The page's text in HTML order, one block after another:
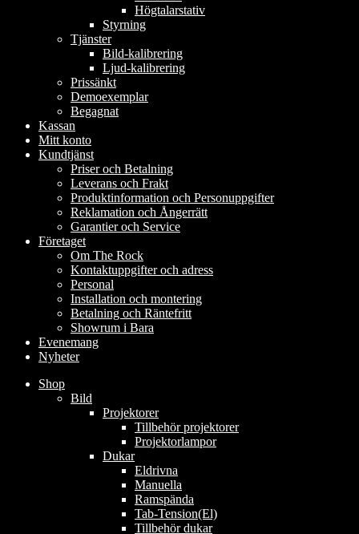
Högtalarstativ
Styrning
Tjänster
Bild-kalibrering
Ljud-kalibrering
Prissänkt
Demoexemplar
Begagnat
Kassan
Mitt konto
Kundtjänst
Priser och Betalning
Leverans och Frakt
Produktinformation och Personuppgifter
Reklamation och Ångerrätt
Garantier och Service
Företaget
Om The Rock
Kontaktuppgifter och adress
Personal
Installation och montering
Betalning och Räntefritt
Showrum i Bara
Evenemang
Nyheter
Shop
Bild
Projektorer
Tillbehör projektorer
Projektorlampor
Dukar
Eldrivna
Manuella
Ramspända
Tab-Tension(El)
Tillbehör dukar